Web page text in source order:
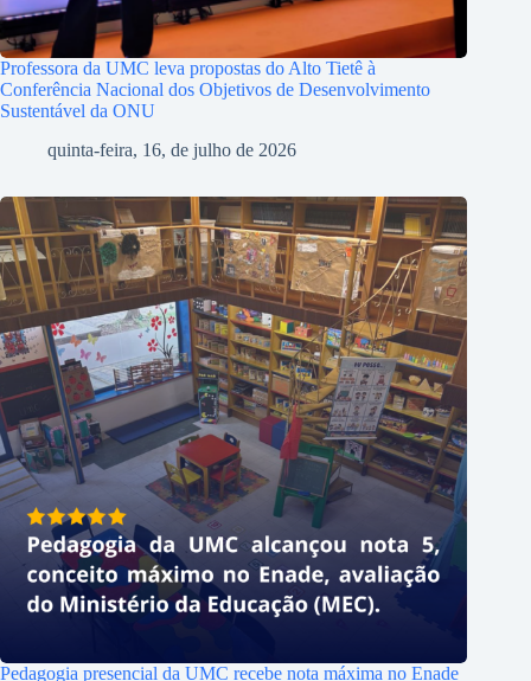
Professora da UMC leva propostas do Alto Tietê à
Conferência Nacional dos Objetivos de Desenvolvimento
Sustentável da ONU
quinta-feira, 16, de julho de 2026
Pedagogia presencial da UMC recebe nota máxima no Enade